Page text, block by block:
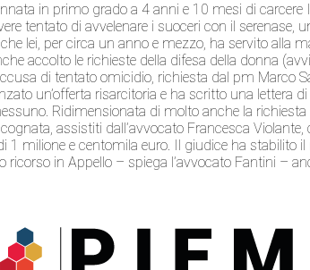
in primo grado a 4 anni e 10 mesi di carcere
tentato di avvelenare i suoceri con il serenase,
lei, per circa un anno e mezzo, ha servito alla
accolto le richieste della difesa della donna
di tentato omicidio, richiesta dal pm Marco
un’offerta risarcitoria e ha scritto una lettera
Ridimensionata di molto anche la richiesta
assistiti dall’avvocato Francesca
1 milione e centomila euro. Il giudice ha stabilito
ricorso in Appello – spiega l’avvocato Fantini –